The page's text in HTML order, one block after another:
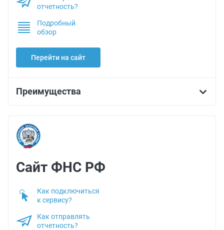
отчетность?
Подробный
обзор
Перейти на сайт
Преимущества
Cайт ФНС РФ
Как подключиться
к сервису?
Как отправлять
отчетность?